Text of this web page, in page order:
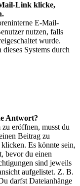
Link klicke,
E-Mail-
nutzen, falls
wurde.
Systems durch
Antwort?
eröffnen, musst du
Beitrag zu
Es könnte sein,
bevor du einen
sind jeweils
aufgelistet. Z. B.
darfst Dateianhänge